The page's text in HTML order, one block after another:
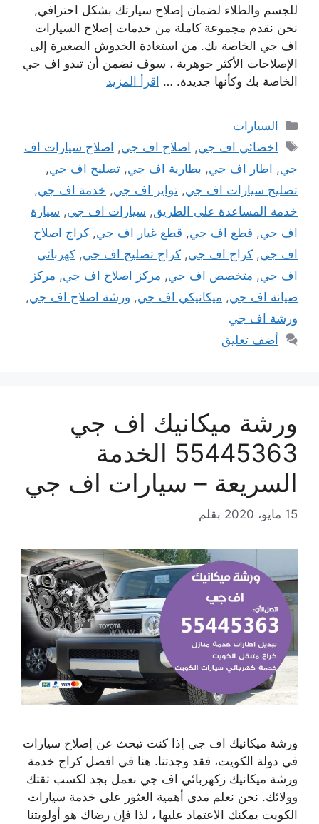
للجسم والطلاء لضمان إصلاح سيارتك بشكل احترافي,
نحن نقدم مجموعة كاملة من خدمات إصلاح السيارات
اف جي الخاصة بك. من استعادة الخدوش الصغيرة إلى
الإصلاحات الأكثر جوهرية ، سوف نضمن أن تبدو اف جي
الخاصة بك وكأنها جديدة. … اقرأ المزيد
التصنيفات
السيارات
الوسوم
اخصائي اف جي, اصلاح اف جي, اصلاح سيارات اف
جي, اطار اف جي, بطارية اف جي, تصليح اف جي,
تصليح سيارات اف جي, تواير اف جي, خدمة اف جي,
خدمة المساعدة على الطريق, سيارات اف جي, سيارة
اف جي, قطع اف جي, قطع غيار اف جي, كراج اصلاح
اف جي, كراج اف جي, كراج تصليج اف جي, كهربائي
اف جي, متخصص اف جي, مركز اصلاح اف جي, مركز
صيانة اف جي, ميكانيكي اف جي, ورشة اصلاح اف جي,
ورشة اف جي
أضف تعليق
ورشة ميكانيك اف جي
55445363 الخدمة
السريعة – سيارات اف جي
15 مايو، 2020 بقلم
ورشة ميكانيك اف جي إذا كنت تبحث عن إصلاح سيارات
في دولة الكويت، فقد وجدتنا. هنا في افضل كراج خدمة
ورشة ميكانيك زكهربائي اف جي نعمل بجد لكسب ثقتك
وولائك. نحن نعلم مدى أهمية العثور على خدمة سيارات
الكويت يمكنك الاعتماد عليها ، لذا فإن رضاك ​​هو أولويتنا